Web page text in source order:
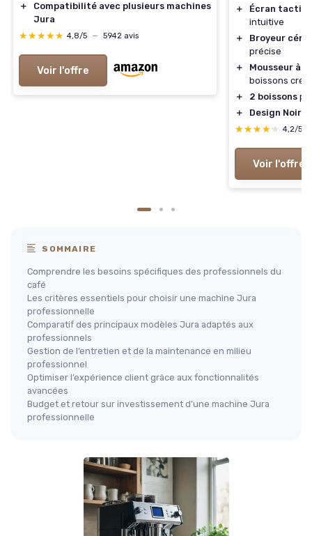
＋
Compatibilité avec plusieurs machines
Jura
★★★★★
★★★★★ 4,8/5 — 5942 avis
Voir l'offre
＋ Écran tactile
intuitive
＋
Broyeur
précise
＋
Mousseur à
boissons
＋
2 boissons
＋
Design Noir
★★★★★
★★★★★ 4,2/5
Voir l'offre
SOMMAIRE
Comprendre les besoins spécifiques des professionnels du
café
Les critères essentiels pour choisir une machine Jura
professionnelle
Comparatif des principaux modèles Jura adaptés aux
professionnels
Gestion de l’entretien et de la maintenance en milieu
professionnel
Optimiser l’expérience client grâce aux fonctionnalités
avancées
Budget et retour sur investissement d’une machine Jura
professionnelle